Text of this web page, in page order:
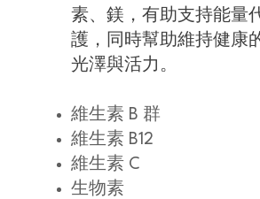
素、鎂，有助支持能量
護，同時幫助維持健康
光澤與活力。
維生素 B 群
維生素 B12
維生素 C
生物素